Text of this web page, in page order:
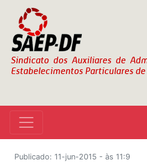
Publicado: 11-jun-2015 - às 11:9